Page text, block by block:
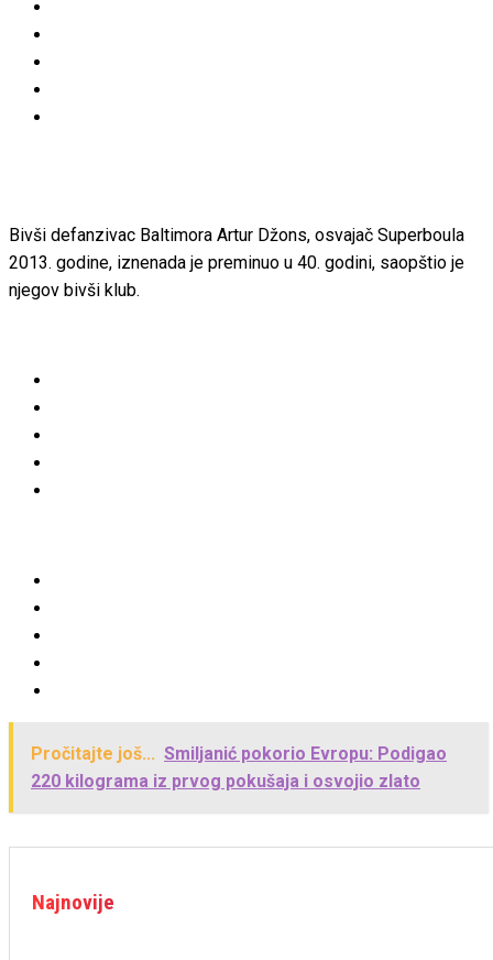
Bivši defanzivac Baltimora Artur Džons, osvajač Superboula
2013. godine, iznenada je preminuo u 40. godini, saopštio je
njegov bivši klub.
Pročitajte još... Smiljanić pokorio Evropu: Podigao
220 kilograma iz prvog pokušaja i osvojio zlato
Najnovije